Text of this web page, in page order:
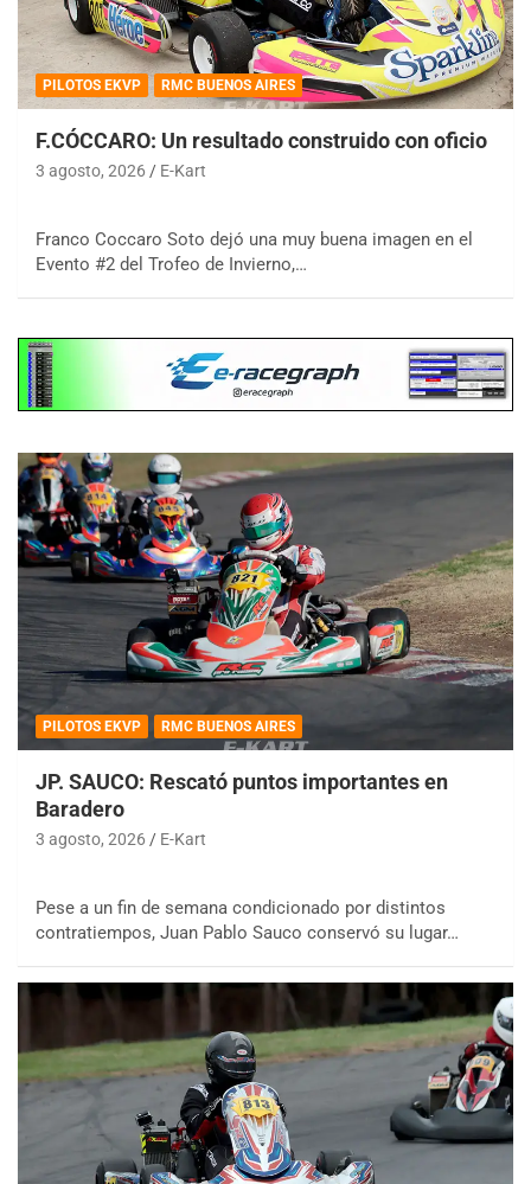
PILOTOS EKVP RMC BUENOS AIRES
F.CÓCCARO: Un resultado construido con oficio
3 agosto, 2026 E-Kart
Franco Coccaro Soto dejó una muy buena imagen en el
Evento #2 del Trofeo de Invierno,…
PILOTOS EKVP RMC BUENOS AIRES
JP. SAUCO: Rescató puntos importantes en
Baradero
3 agosto, 2026 E-Kart
Pese a un fin de semana condicionado por distintos
contratiempos, Juan Pablo Sauco conservó su lugar…